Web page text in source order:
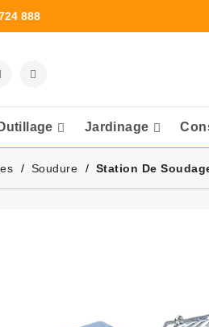
888
Jardinage
Soudure Station De